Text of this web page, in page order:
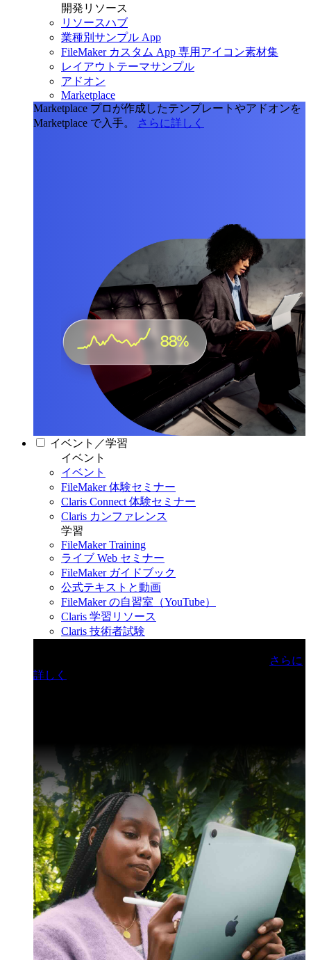
開発リソース
リソースハブ
業種別サンプル App
FileMaker カスタム App 専用アイコン素材集
レイアウトテーマサンプル
アドオン
Marketplace
Marketplace プロが作成したテンプレートやアドオンを
Marketplace で入手。
さらに詳しく
イベント／学習
イベント
イベント
FileMaker 体験セミナー
Claris Connect 体験セミナー
Claris カンファレンス
学習
FileMaker Training
ライブ Web セミナー
FileMaker ガイドブック
公式テキストと動画
FileMaker の自習室（YouTube）
Claris 学習リソース
Claris 技術者試験
さらに
詳しく